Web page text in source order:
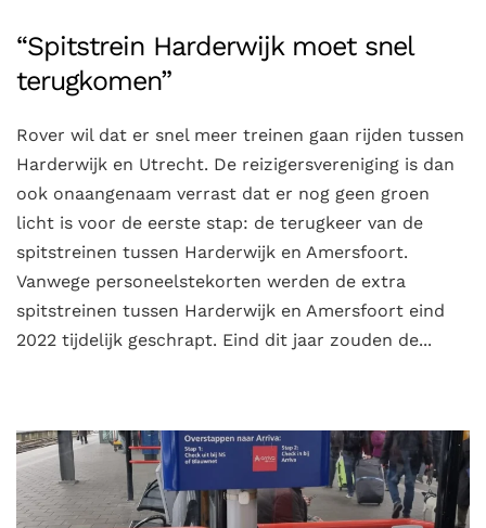
“Spitstrein Harderwijk moet snel
terugkomen”
Rover wil dat er snel meer treinen gaan rijden tussen
Harderwijk en Utrecht. De reizigersvereniging is dan
ook onaangenaam verrast dat er nog geen groen
licht is voor de eerste stap: de terugkeer van de
spitstreinen tussen Harderwijk en Amersfoort.
Vanwege personeelstekorten werden de extra
spitstreinen tussen Harderwijk en Amersfoort eind
2022 tijdelijk geschrapt. Eind dit jaar zouden de...